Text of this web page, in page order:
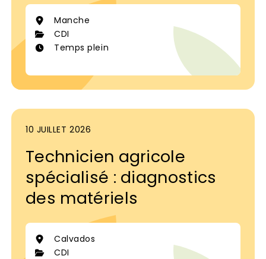
Manche
CDI
Temps plein
10 JUILLET 2026
Technicien agricole
spécialisé : diagnostics
des matériels
Calvados
CDI